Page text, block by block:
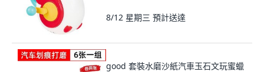
8/12 星期三 預計送達
good 套裝水磨沙紙汽車玉石文玩蜜蠟